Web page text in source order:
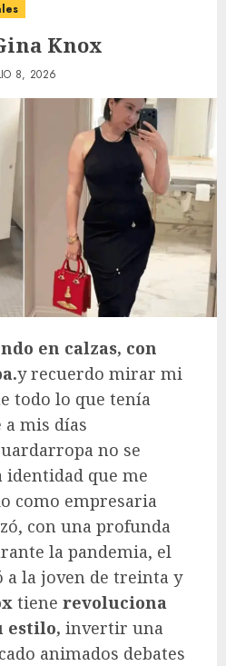
Knox
8, 2026
en calzas, con
y recuerdo mirar mi
todo lo que tenía
mis días
no se
identidad que me
como empresaria
con una profunda
la pandemia, el
a la joven de treinta y
tiene revoluciona
estilo, invertir una
animados debates